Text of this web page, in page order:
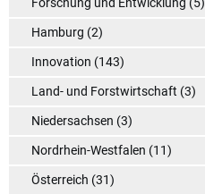
Forschung und Entwicklung (5)
Hamburg (2)
Innovation (143)
Land- und Forstwirtschaft (3)
Niedersachsen (3)
Nordrhein-Westfalen (11)
Österreich (31)